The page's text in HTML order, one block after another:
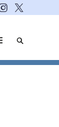
Cerca